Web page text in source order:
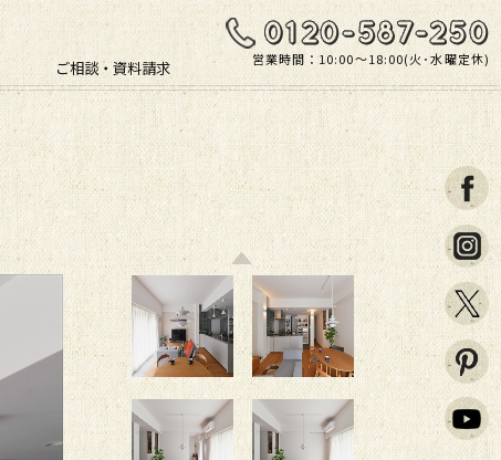
ご相談・資料請求 営業時間：10:00〜18:00(火･水曜定休)